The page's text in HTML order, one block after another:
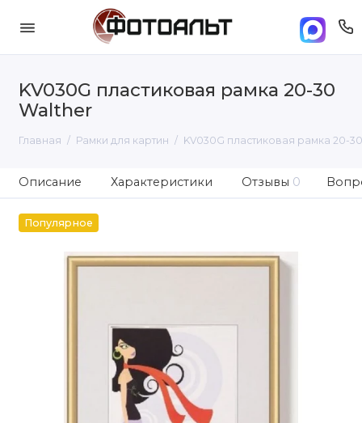
KV030G пластиковая рамка 20-30
Walther
Главная Рамки для картин KV030G пластиковая рамка 20-
Описание Характеристики Отзывы 0
Популярное